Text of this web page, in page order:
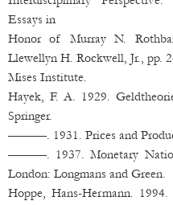
Essays in
Honor of Murray N.
Llewellyn H. Rockwell, Jr., pp.
Mises Institute.
Hayek, F. A. 1929.
Springer.
———. 1931. Prices and
———. 1937. Monetary
London: Longmans and Green.
Hoppe, Hans-Hermann.